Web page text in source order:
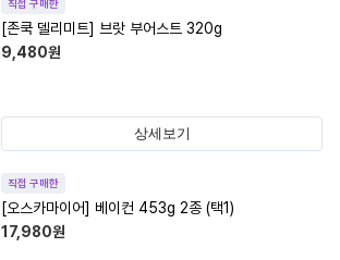
직접 구매한
[존쿡 델리미트] 브랏 부어스트 320g
9,480원
상세보기
직접 구매한
[오스카마이어] 베이컨 453g 2종 (택1)
17,980원